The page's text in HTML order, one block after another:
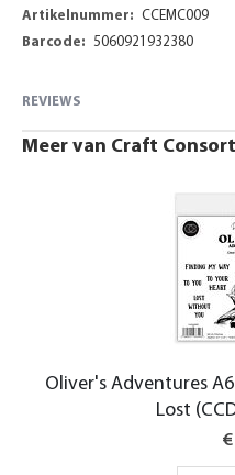
Meer
informatie
CCEMC009
5060921932380
REVIEWS
Meer van Craft
Oliver's Adventures
Lost